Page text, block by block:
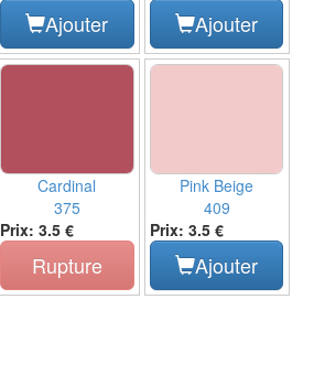
Ajouter Ajouter
Cardinal
375
Prix: 3.5 €
Rupture
Pink Beige
409
Prix: 3.5 €
Ajouter